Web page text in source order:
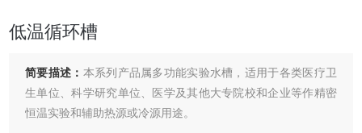
低温循环槽
简要描述： 本系列产品属多功能实验水槽，适用于各类医疗卫
生单位、科学研究单位、医学及其他大专院校和企业等作精密
恒温实验和辅助热源或冷源用途。